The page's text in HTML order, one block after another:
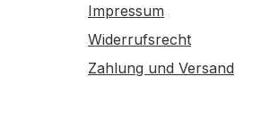
Impressum
Widerrufsrecht
Zahlung und Versand